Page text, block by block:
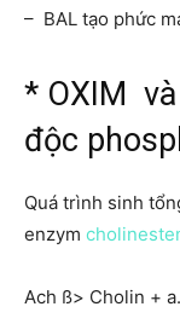
– BAL tạo phức
* OXIM
độc
Quá trình sinh
enzym
Ach ß> Cholin +